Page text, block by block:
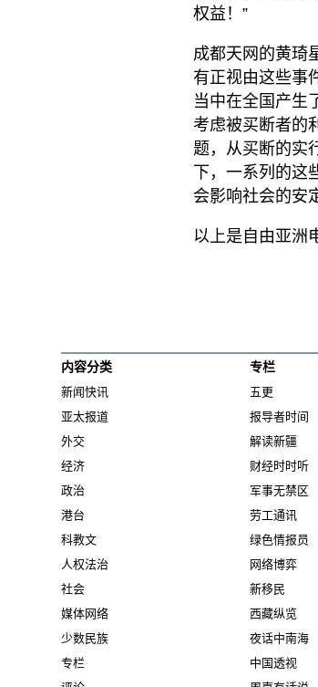
权益！”
成都天网的黄琦
有正视由这些事
当中在全国产生
考虑被买断者的
题，从买断的实
下，一系列的这
会影响社会的安
以上是自由亚洲
内容分类
新闻快讯
亚太报道
外交
经济
政治
港台
科教文
人权法治
社会
媒体网络
少数民族
专栏
专栏
五更
报导者时间
解读新疆
财经时时听
军事无禁区
劳工通讯
绿色情报员
网络博弈
新移民
西藏纵览
夜话中南海
中国透视